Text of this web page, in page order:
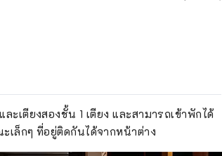
เตียงสองชั้น 1 เตียง และสามารถเข้าพักได้
เล็กๆ ที่อยู่ติดกันได้จากหน้าต่าง